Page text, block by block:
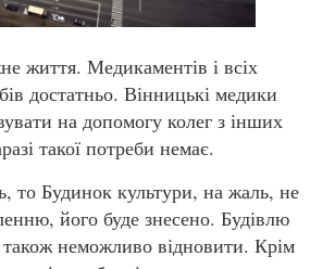
життя. Медикаментів і всіх
достатньо. Вінницькі медики
на допомогу колег з інших
такої потреби немає.
то Будинок культури, на жаль, не
його буде знесено. Будівлю
неможливо відновити. Крім